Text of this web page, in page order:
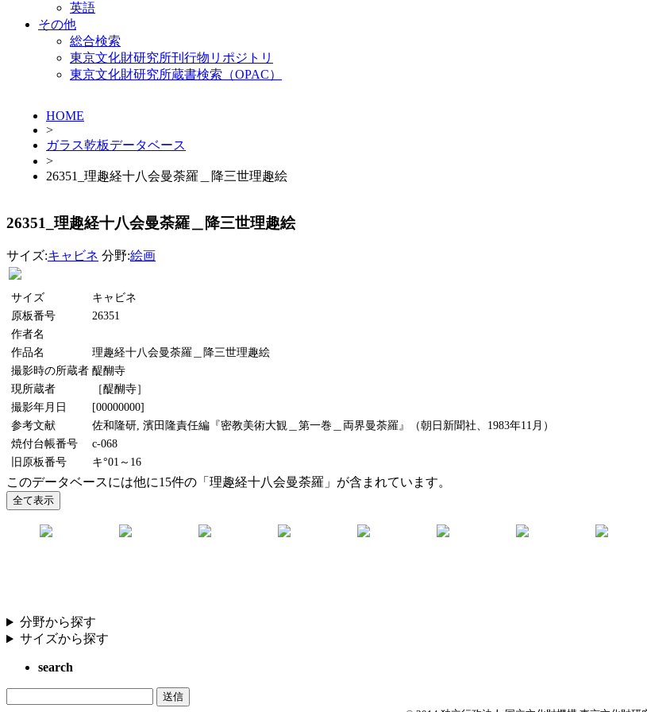
英語
その他
総合検索
東京文化財研究所刊行物リポジトリ
東京文化財研究所蔵書検索（OPAC）
HOME
>
ガラス乾板データベース
>
26351_理趣経十八会曼荼羅＿降三世理趣絵
26351_理趣経十八会曼荼羅＿降三世理趣絵
サイズ:キャビネ 分野:絵画
サイズ
キャビネ
原板番号
26351
作者名
作品名
理趣経十八会曼荼羅＿降三世理趣絵
撮影時の所蔵者 醍醐寺
現所蔵者
［醍醐寺］
撮影年月日
[00000000]
参考文献
佐和隆研, 濱田隆責任編『密教美術大観＿第一巻＿両界曼荼羅』（朝日新聞社、1983年11月）
焼付台帳番号
c-068
旧原板番号
キ°01～16
このデータベースには他に15件の「理趣経十八会曼荼羅」が含まれています。
分野から探す
サイズから探す
search